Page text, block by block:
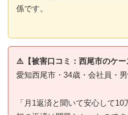
係です。
⚠️【被害口コミ：西尾市のケー
愛知西尾市・34歳・会社員・
「月1返済と聞いて安心して